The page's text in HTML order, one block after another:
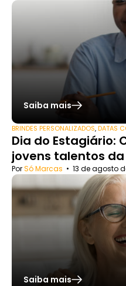
Saiba mais
BRINDES PERSONALIZADOS,DATAS
Dia do Estagiário:
jovens talentos
PorSó Marcas • 13 de agosto
Saiba mais